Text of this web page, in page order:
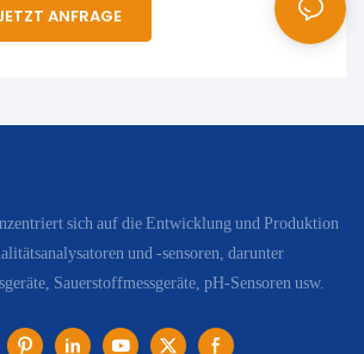
ANFRAGE
sich auf die Entwicklung und Produktion
und -sensoren, darunter
Sauerstoffmessgeräte, pH-Sensoren usw.